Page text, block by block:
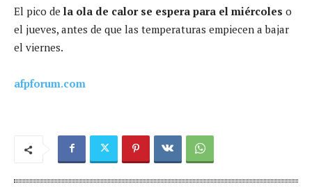
El pico de la ola de calor se espera para el miércoles o
el jueves, antes de que las temperaturas empiecen a bajar
el viernes.
afpforum.com